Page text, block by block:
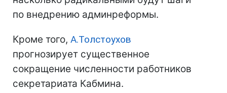
по внедрению админреформы.
Кроме того, А.Толстоухов
прогнозирует существенное
сокращение численности работников
секретариата Кабмина.